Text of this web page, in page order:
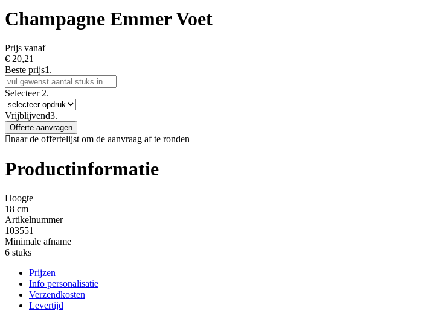
Champagne Emmer Voet
Prijs vanaf
€ 20,21
Beste prijs1.
Selecteer 2.
Vrijblijvend3.
Offerte aanvragen
naar de offertelijst om de aanvraag af te ronden
Productinformatie
Hoogte
18 cm
Artikelnummer
103551
Minimale afname
6 stuks
Prijzen
Info personalisatie
Verzendkosten
Levertijd